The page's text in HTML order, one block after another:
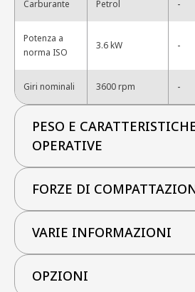
Carburante Petrol -
Potenza a
norma ISO
3.6 kW -
Giri nominali 3600 rpm -
PESO E
OPERATIVE
FORZE DI
VARIE INFORMAZIONI
OPZIONI